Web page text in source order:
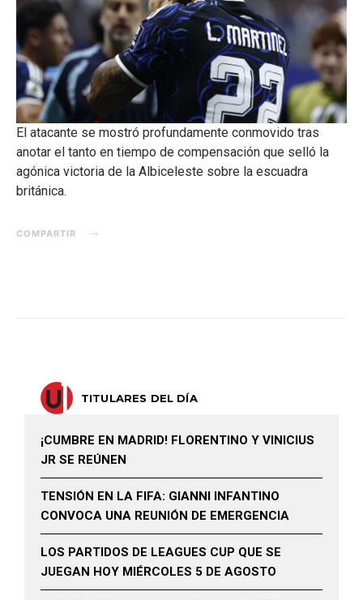
El atacante se mostró profundamente conmovido tras
anotar el tanto en tiempo de compensación que selló la
agónica victoria de la Albiceleste sobre la escuadra
británica.
COMPARTIR
TITULARES DEL DÍA
¡CUMBRE EN MADRID! FLORENTINO Y VINICIUS
JR SE REÚNEN
TENSIÓN EN LA FIFA: GIANNI INFANTINO
CONVOCA UNA REUNIÓN DE EMERGENCIA
LOS PARTIDOS DE LEAGUES CUP QUE SE
JUEGAN HOY MIÉRCOLES 5 DE AGOSTO